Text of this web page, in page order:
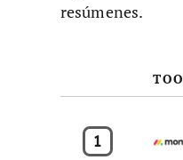
resúmenes.
1